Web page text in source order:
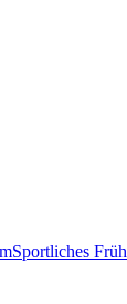
Sportliches